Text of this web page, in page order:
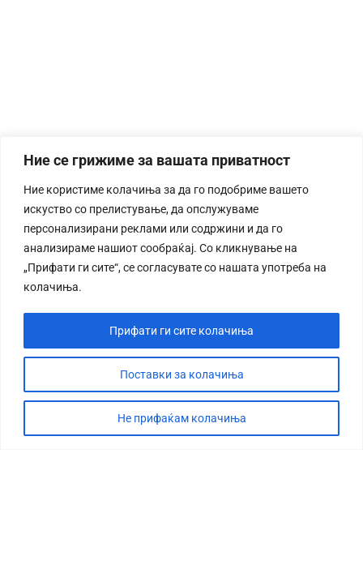
Ние се грижиме за вашата приватност
Ние користиме колачиња за да го подобриме вашето
искуство со прелистување, да опслужуваме
персонализирани реклами или содржини и да го
анализираме нашиот сообраќај. Со кликнување на
„Прифати ги сите“, се согласувате со нашата употреба на
колачиња.
Поставки за колачиња
Не прифаќам колачиња
Прифати ги сите колачиња